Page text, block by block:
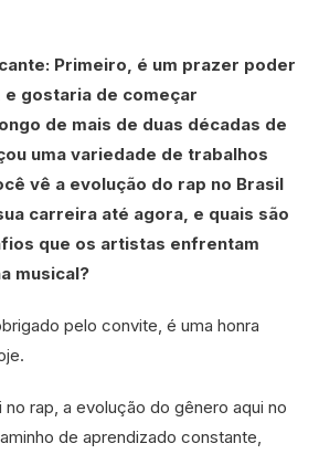
Primeiro, é um prazer poder
, e gostaria de começar
de mais de duas décadas de
uma variedade de trabalhos
vê a evolução do rap no Brasil
carreira até agora, e quais são
que os artistas enfrentam
musical?
pelo convite, é uma honra
rap, a evolução do gênero aqui no
de aprendizado constante,